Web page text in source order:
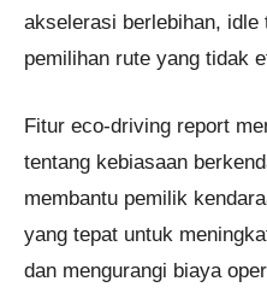
akselerasi berlebihan, idle
pemilihan rute yang tidak
Fitur eco-driving report
tentang kebiasaan
membantu pemilik
yang tepat untuk
dan mengurangi biaya